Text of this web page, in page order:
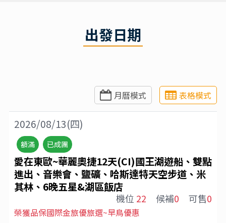
出發日期
月曆模式 表格模式
2026/08/13(四)
額滿 已成團
愛在東歐~華麗奧捷12天(CI)國王湖遊船、雙點
進出、音樂會、鹽礦、哈斯達特天空步道、米
其林、6晚五星&湖區飯店
機位 22 候補0 可售0
榮獲品保國際金旅優旅選~早鳥優惠